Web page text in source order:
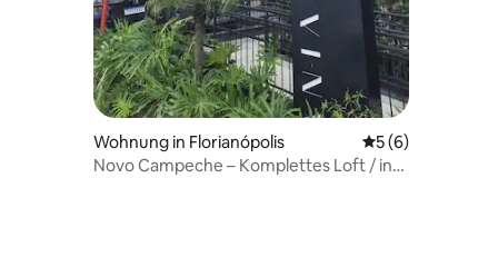
Wohnung in Florianópolis
5 (6)
Novo Campeche – Komplettes Loft / in